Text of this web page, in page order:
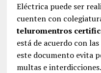
Eléctrica puede ser
cuenten con
teluromentros
está de acuerdo con
este documento evita
multas e interdicciones.